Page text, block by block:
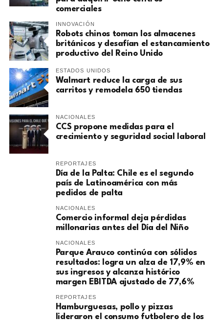
comerciales
INNOVACIÓN
Robots chinos toman los almacenes
británicos y desafían el estancamiento
productivo del Reino Unido
ESTADOS UNIDOS
Walmart reduce la carga de sus
carritos y remodela 650 tiendas
NACIONALES
CCS propone medidas para el
crecimiento y seguridad social laboral
REPORTAJES
Día de la Palta: Chile es el segundo
país de Latinoamérica con más
pedidos de palta
NACIONALES
Comercio informal deja pérdidas
millonarias antes del Día del Niño
NACIONALES
Parque Arauco continúa con sólidos
resultados: logra un alza de 17,9% en
sus ingresos y alcanza histórico
margen EBITDA ajustado de 77,6%
REPORTAJES
Hamburguesas, pollo y pizzas
lideraron el consumo futbolero de los